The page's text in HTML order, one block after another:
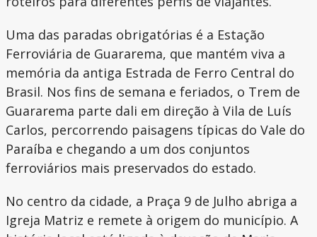
Uma das paradas obrigatórias é a Estação
Ferroviária de Guararema, que mantém viva a
memória da antiga Estrada de Ferro Central do
Brasil. Nos fins de semana e feriados, o Trem de
Guararema parte dali em direção à Vila de Luís
Carlos, percorrendo paisagens típicas do Vale do
Paraíba e chegando a um dos conjuntos
ferroviários mais preservados do estado.
No centro da cidade, a Praça 9 de Julho abriga a
Igreja Matriz e remete à origem do município. A